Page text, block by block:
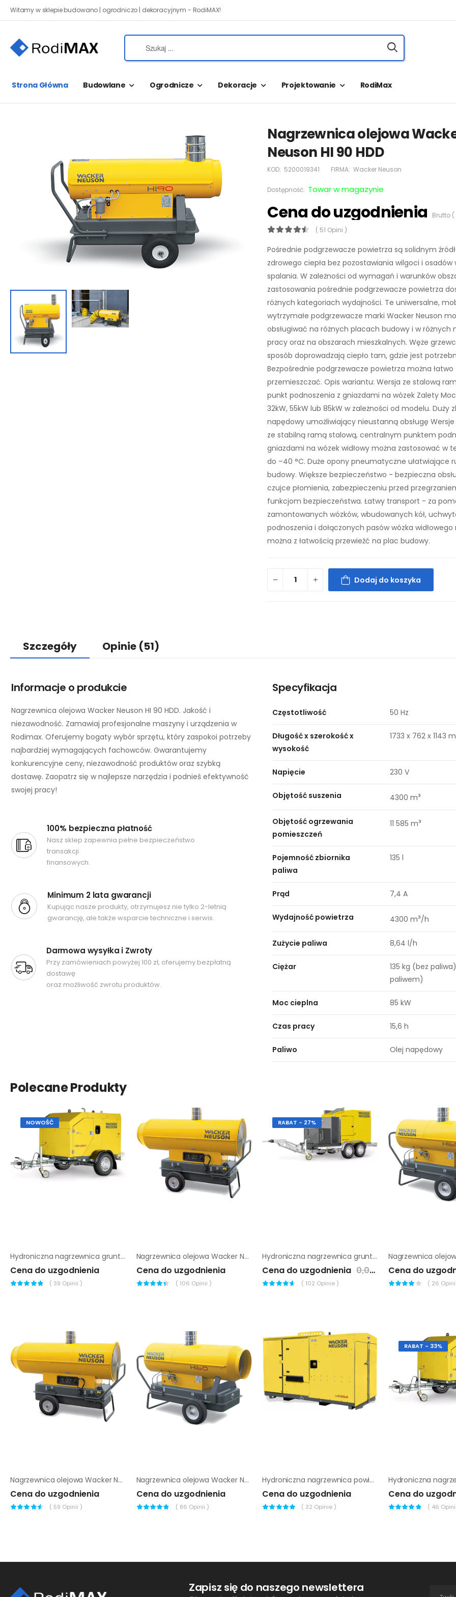
Witamy w sklepie budowano | ogrodniczo | dekoracyjnym - RodiMAX!
Strona Główna Budowlane Ogrodnicze Dekoracje Projektowanie RodiMax
Nagrzewnica olejowa
Neuson HI 90 HDD
KOD: 5200019341 FIRMA: Wacker Neuson
Dostępność: Towar w magazynie
Cena do uzgodnienia Brutto (
( 51 Opini )
Pośrednie podgrzewacze powietrza są solidnym
zdrowego ciepła bez pozostawiania wilgoci i osadów
spalania. W zależności od wymagań i warunków
zastosowania pośrednie podgrzewacze powietrza
różnych kategoriach wydajności. Te uniwersalne,
wytrzymałe podgrzewacze marki Wacker Neuson
obsługiwać na różnych placach budowy i w różnych
pracy oraz na obszarach mieszkalnych. Węże
sposób doprowadzają ciepło tam, gdzie jest
Bezpośrednie podgrzewacze powietrza można łatwo
przemieszczać. Opis wariantu: Wersja ze stalową
punkt podnoszenia z gniazdami na wózek Zalety
32kW, 55kW lub 85kW w zależności od modelu. Duży
napędowy umożliwiający nieustanną obsługę
ze stabilną ramą stalową, centralnym punktem
gniazdami na wózek widłowy można zastosować w
do –40 °C. Duże opony pneumatyczne ułatwiające
budowy. Większe bezpieczeństwo - bezpieczna
czujce płomienia, zabezpieczeniu przed
funkcjom bezpieczeństwa. Łatwy transport - za
zamontowanych wózków, wbudowanych kół,
podnoszenia i dołączonych pasów wózka
można z łatwością przewieźć na plac budowy.
Dodaj do koszyka
Szczegóły Opinie (51)
Informacje o produkcie
Nagrzewnica olejowa Wacker Neuson HI 90 HDD. Jakość i
niezawodność. Zamawiaj profesjonalne maszyny i urządzenia w
Rodimax. Oferujemy bogaty wybór sprzętu, który zaspokoi potrzeby
najbardziej wymagających fachowców. Gwarantujemy
konkurencyjne ceny, niezawodność produktów oraz szybką
dostawę. Zaopatrz się w najlepsze narzędzia i podnieś efektywność
swojej pracy!
100% bezpieczna płatność
Nasz sklep zapewnia pełne bezpieczeństwo
transakcji
finansowych.
Minimum 2 lata gwarancji
Kupując nasze produkty, otrzymujesz nie tylko 2-letnią
gwarancję, ale także wsparcie techniczne i serwis.
Darmowa wysyłka i Zwroty
Przy zamówieniach powyżej 100 zł, oferujemy bezpłatną
dostawę
oraz możliwość zwrotu produktów.
Specyfikacja
Częstotliwość 50 Hz
Długość x szerokość x
wysokość
1733 x 762 x 1143
Napięcie 230 V
Objętość suszenia 4300 m³
Objętość ogrzewania
pomieszczeń
11 585 m³
Pojemność zbiornika
paliwa
135 l
Prąd 7,4 A
Wydajność powietrza 4300 m³/h
Zużycie paliwa 8,64 l/h
Ciężar
135 kg (bez
paliwem)
Moc cieplna 85 kW
Czas pracy 15,6 h
Paliwo Olej napędowy
Polecane Produkty
NOWOŚĆ
Hydroniczna nagrzewnica gruntu Wacker Neuson HSH 380 G
Cena do uzgodnienia
( 39 Opinii )
Nagrzewnica olejowa Wacker Neuson HI 90D
Cena do uzgodnienia
( 106 Opinii )
RABAT - 27%
Hydroniczna nagrzewnica gruntu Wacker Neuson HSH 700
Cena do uzgodnienia 0,00 zł
( 102 Opinie )
Cena do
( 26
Nagrzewnica olejowa Wacker Neuson HI 35 D
Cena do uzgodnienia
( 59 Opinii )
Nagrzewnica olejowa Wacker Neuson HI 60 HDD
Cena do uzgodnienia
( 86 Opinii )
Hydroniczna nagrzewnica powietrza Wacker Neuson HP 252
Cena do uzgodnienia
( 32 Opinie )
RABAT - 33%
Cena do
( 46
Zapisz się do naszego newslettera